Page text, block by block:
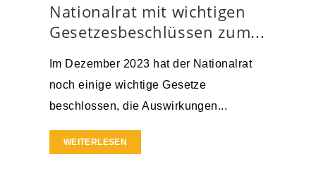
Nationalrat mit wichtigen
Gesetzesbeschlüssen zum...
Im Dezember 2023 hat der Nationalrat
noch einige wichtige Gesetze
beschlossen, die Auswirkungen...
WEITERLESEN